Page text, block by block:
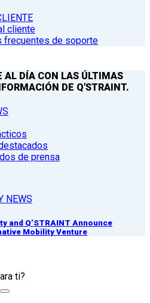
cliente
frecuentes de soporte
AL DÍA CON LAS ÚLTIMAS
DE Q'STRAINT.
de prensa
NEWS
and Q’STRAINT Announce
Mobility Venture
ti?